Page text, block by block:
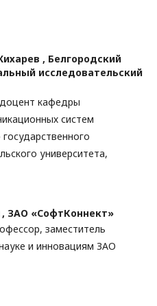
, Белгородский
исследовательский
кафедры
систем
университета,
ЗАО «СофтКоннект»
заместитель
и инновациям ЗАО